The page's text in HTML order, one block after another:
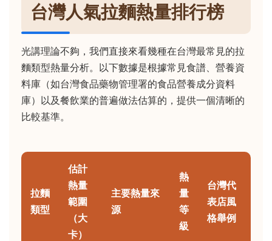
台灣人氣拉麵熱量排行榜
光講理論不夠，我們直接來看幾種在台灣最常見的拉
麵類型熱量分析。以下數據是根據常見食譜、營養資
料庫（如台灣食品藥物管理署的食品營養成分資料
庫）以及餐飲業的普遍做法估算的，提供一個清晰的
比較基準。
拉麵
類型
估計
熱量
範圍
（大
卡）
主要熱量來
源
熱
量
等
級
台灣代
表店風
格舉例